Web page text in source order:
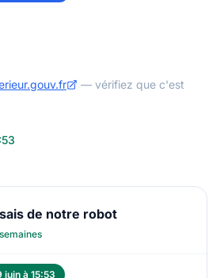
— vérifiez que c'est
de notre robot
juin à 15:53